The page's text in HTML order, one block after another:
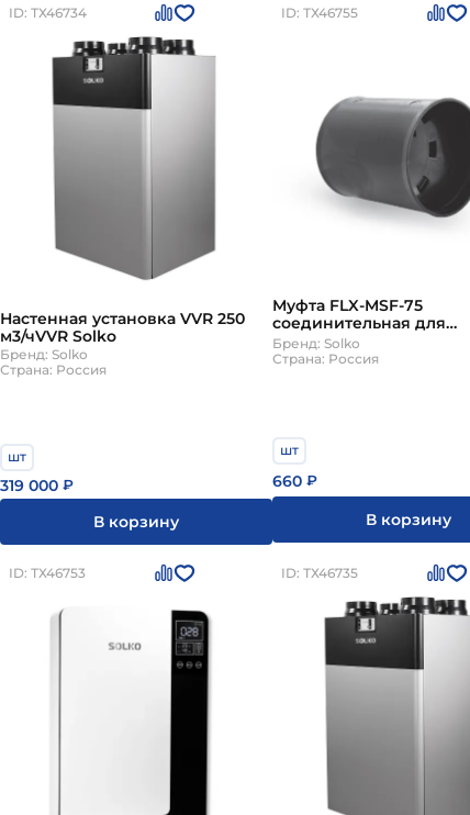
ID: ТХ46734
Настенная установка VVR 250
м3/чVVR Solko
Бренд: Solko
Страна: Россия
шт
319 000 ₽
В корзину
ID: ТХ46755
Муфта FLX-MSF-75
соединительная для
воздуховодов, Solko
Бренд: Solko
Страна: Россия
шт
660 ₽
В корзину
ID: ТХ46753 ID: ТХ46735